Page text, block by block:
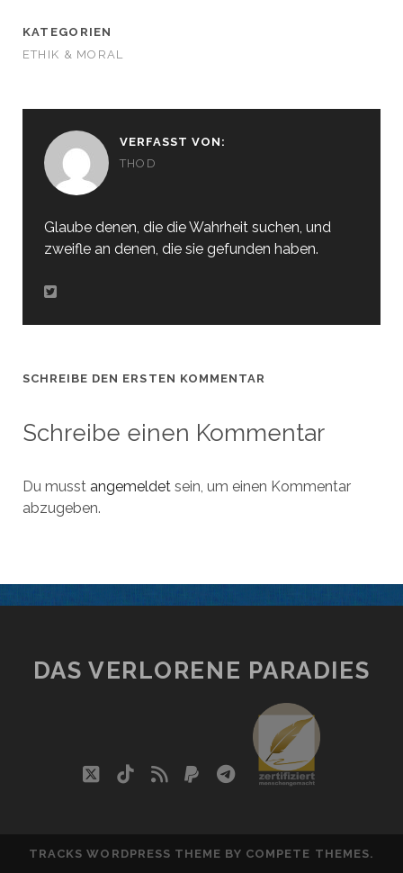
KATEGORIEN
ETHIK & MORAL
VERFASST VON:
THOD
Glaube denen, die die Wahrheit suchen, und
zweifle an denen, die sie gefunden haben.
SCHREIBE DEN ERSTEN KOMMENTAR
Schreibe einen Kommentar
Du musst angemeldetsein, um einen Kommentar
abzugeben.
DAS VERLORENE PARADIES
twitter
tiktokrss paypaltelegram
TRACKS WORDPRESS THEME BY COMPETE THEMES.